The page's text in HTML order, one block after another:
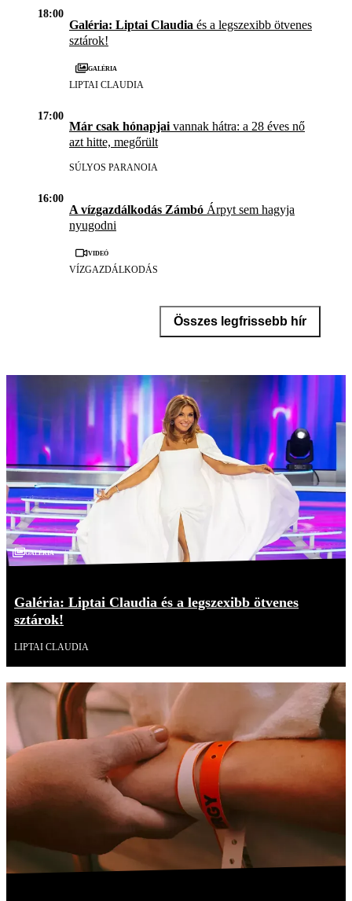
18:00
Galéria: Liptai Claudia és a legszexibb ötvenes
sztárok!
Galéria
LIPTAI CLAUDIA
17:00
Már csak hónapjai vannak hátra: a 28 éves nő
azt hitte, megőrült
SÚLYOS PARANOIA
16:00
A vízgazdálkodás Zámbó Árpyt sem hagyja
nyugodni
Videó
VÍZGAZDÁLKODÁS
Összes legfrissebb hír
Galéria
Galéria: Liptai Claudia és a legszexibb ötvenes
sztárok!
LIPTAI CLAUDIA